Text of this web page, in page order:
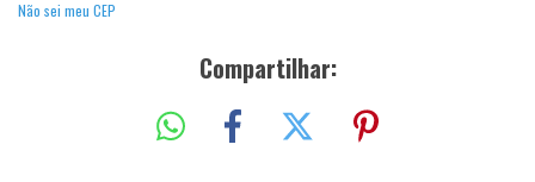
Não sei meu CEP
Compartilhar: